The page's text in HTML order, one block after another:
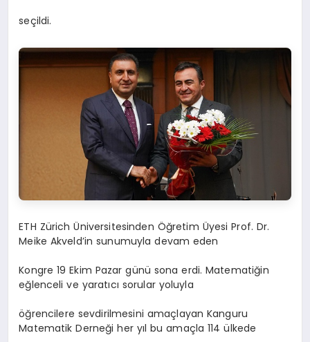
seçildi.
ETH Zürich Üniversitesinden Öğretim Üyesi Prof. Dr.
Meike Akveld’in sunumuyla devam eden
Kongre 19 Ekim Pazar günü sona erdi. Matematiğin
eğlenceli ve yaratıcı sorular yoluyla
öğrencilere sevdirilmesini amaçlayan Kanguru
Matematik Derneği her yıl bu amaçla 114 ülkede